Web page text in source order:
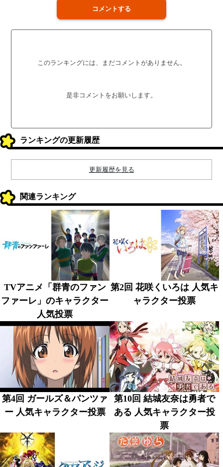
コメントする
このランキングには、まだコメントがありません。
是非コメントをお願いします。
ランキングの更新履歴
更新履歴を見る
関連ランキング
TVアニメ「群青のファン
ファーレ」のキャラクター
人気投票
第2回 花咲くいろは 人気キ
ャラクター投票
第4回 ガールズ＆パンツァ
ー 人気キャラクター投票
第10回 結城友奈は勇者で
ある 人気キャラクター投
票